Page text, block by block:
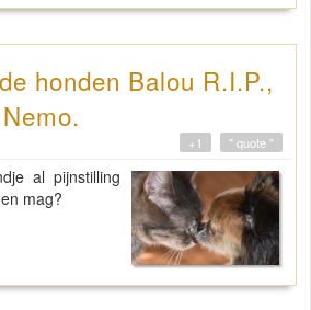
honden Balou R.I.P.,
" quote "
+1
al pijnstilling
mag?